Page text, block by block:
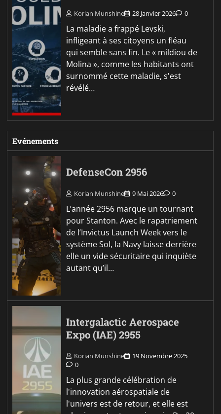
Korian Munshine 28 Janvier 2026 0
La maladie a frappé Levski,
infligeant à ses citoyens un fléau
qui semble sans fin. Le « mildiou de
Molina », comme les habitants ont
surnommé cette maladie, s'est
révélé…
Evénements
DefenseCon 2956
Korian Munshine 9 Mai 2026 0
L’année 2956 marque un tournant
pour Stanton. Avec le rapatriement
de l’Invictus Launch Week vers le
système Sol, la Navy laisse derrière
elle un vide sécuritaire qui inquiète
autant qu’il…
Intergalactic Aerospace
Expo (IAE) 2955
Korian Munshine
19 Novembre 2025
0
La plus grande célébration de
l'innovation aérospatiale de
l'univers est de retour, et elle est